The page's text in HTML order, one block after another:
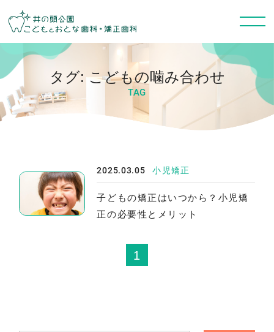
タグ:こどもの噛み合わせ
TAG
2025.03.05 小児矯正
子どもの矯正はいつから？小児矯
正の必要性とメリット
1